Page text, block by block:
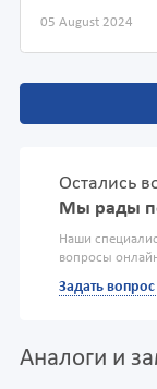
05 August 2024
Остались
Мы рады
Наши
вопросы
Задать
Аналоги и